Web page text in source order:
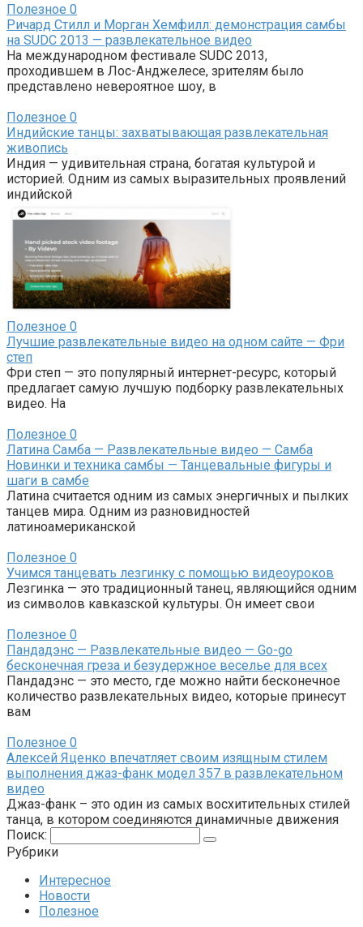
Полезное 0
Ричард Стилл и Морган Хемфилл: демонстрация самбы
на SUDC 2013 — развлекательное видео
На международном фестивале SUDC 2013,
проходившем в Лос-Анджелесе, зрителям было
представлено невероятное шоу, в
Полезное 0
Индийские танцы: захватывающая развлекательная
живопись
Индия — удивительная страна, богатая культурой и
историей. Одним из самых выразительных проявлений
индийской
Полезное 0
Лучшие развлекательные видео на одном сайте — Фри
степ
Фри степ — это популярный интернет-ресурс, который
предлагает самую лучшую подборку развлекательных
видео. На
Полезное 0
Латина Самба — Развлекательные видео — Самба
Новинки и техника самбы — Танцевальные фигуры и
шаги в самбе
Латина считается одним из самых энергичных и пылких
танцев мира. Одним из разновидностей
латиноамериканской
Полезное 0
Учимся танцевать лезгинку с помощью видеоуроков
Лезгинка — это традиционный танец, являющийся одним
из символов кавказской культуры. Он имеет свои
Полезное 0
Пандадэнс — Развлекательные видео — Go-go
бесконечная греза и безудержное веселье для всех
Пандадэнс — это место, где можно найти бесконечное
количество развлекательных видео, которые принесут
вам
Полезное 0
Алексей Яценко впечатляет своим изящным стилем
выполнения джаз-фанк модел 357 в развлекательном
видео
Джаз-фанк – это один из самых восхитительных стилей
танца, в котором соединяются динамичные движения
Поиск:
Рубрики
Интересное
Новости
Полезное